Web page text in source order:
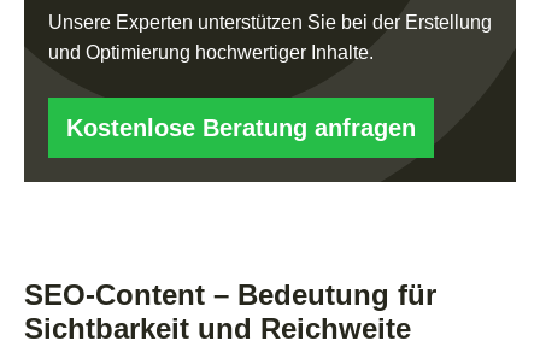
Unsere Experten unterstützen Sie bei der Erstellung
und Optimierung hochwertiger Inhalte.
Kostenlose Beratung anfragen
SEO-Content – Bedeutung für
Sichtbarkeit und Reichweite